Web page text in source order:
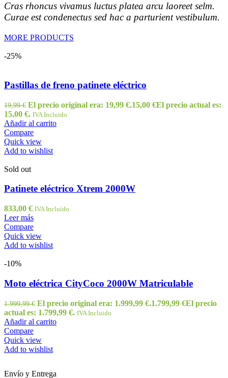
Cras rhoncus vivamus luctus platea arcu laoreet selm.
Curae est condenectus sed hac a parturient vestibulum.
MORE PRODUCTS
-25%
Pastillas de freno patinete eléctrico
19,99€ El precio original era: 19,99 €.15,00 €El precio actual es:
15,00 €. IVA Incluido
Añadir al carrito
Compare
Quick view
Add to wishlist
Sold out
Patinete eléctrico Xtrem 2000W
833,00 € IVA Incluido
Leer más
Compare
Quick view
Add to wishlist
-10%
Moto eléctrica CityCoco 2000W Matriculable
1.999,99€ El precio original era: 1.999,99 €.1.799,99 €El precio
actual es: 1.799,99 €. IVA Incluido
Añadir al carrito
Compare
Quick view
Add to wishlist
Envío y Entrega